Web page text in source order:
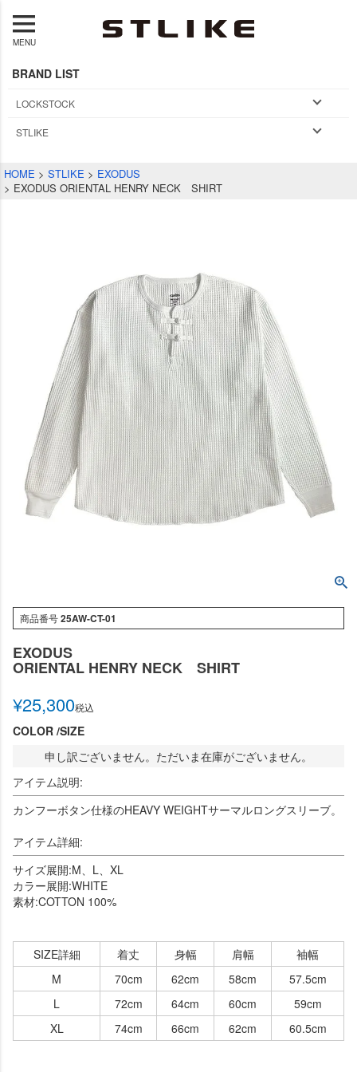
MENU
BRAND LIST
LOCKSTOCK
STLIKE
HOME STLIKE
EXODUS
EXODUS ORIENTAL HENRY NECK SHIRT
商品番号25AW-CT-01
EXODUS
ORIENTAL HENRY NECK SHIRT
¥25,300税込
COLOR SIZE
申し訳ございません。ただいま在庫がございません。
アイテム説明:
カンフーボタン仕様のHEAVY WEIGHTサーマルロングスリーブ。
アイテム詳細:
サイズ展開:M、L、XL
カラー展開:WHITE
素材:COTTON 100%
SIZE詳細 着丈 身幅 肩幅
袖幅
M
70cm 62cm 58cm
57.5cm
L
72cm 64cm 60cm
59cm
XL
74cm 66cm 62cm 60.5cm